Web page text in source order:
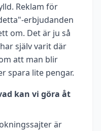
Reklam för
erbjudanden
om. Det är ju så
själv varit där
att man blir
spara lite pengar.
kan vi göra åt
är